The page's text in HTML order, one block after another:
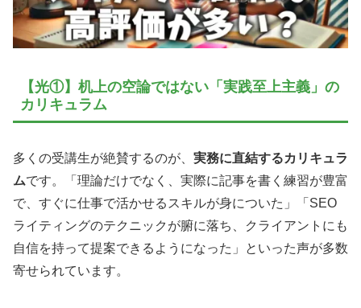
【光①】机上の空論ではない「実践至上主義」の
カリキュラム
多くの受講生が絶賛するのが、 実務に直結するカリキュラ
ムです。「理論だけでなく、実際に記事を書く練習が豊富
で、すぐに仕事で活かせるスキルが身についた」「SEO
ライティングのテクニックが腑に落ち、クライアントにも
自信を持って提案できるようになった」といった声が多数
寄せられています。